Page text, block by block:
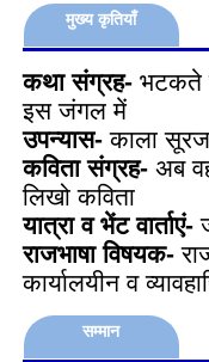
मुख्य कृतियाँ
कथा संग्रह- भटकते
इस जंगल में
उपन्यास- काला
कविता संग्रह- अब
लिखो कविता
यात्रा व भेंट वार्ताएं-
राजभाषा विषयक-
कार्यालयीन व
सम्मान